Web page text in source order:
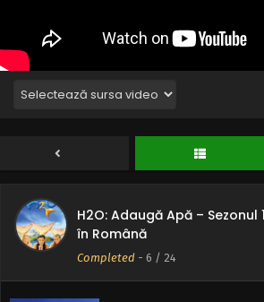
H2O: Adaugă Apă –
în Română
Completed - 6 / 24
Eps 11 - Ai chef să înoți? - 26
H2O: Adaugă apă –
Camera nu minte niciodată
H2O: Adaugă apă –
periculoase
H2O: Adaugă apă –
Afacerea Denman